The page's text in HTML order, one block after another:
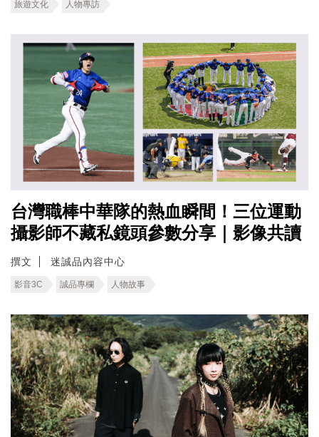
旅遊文化 人物專訪
台灣職棒中華隊的熱血瞬間！三位運動
攝影師不藏私鏡頭參數分享｜影像共讀
撰文 迷誠品內容中心
影音3C 誠品專欄 人物故事